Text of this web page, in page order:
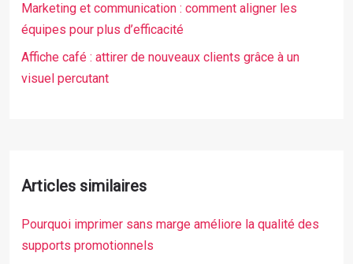
Marketing et communication : comment aligner les
équipes pour plus d’efficacité
Affiche café : attirer de nouveaux clients grâce à un
visuel percutant
Articles similaires
Pourquoi imprimer sans marge améliore la qualité des
supports promotionnels